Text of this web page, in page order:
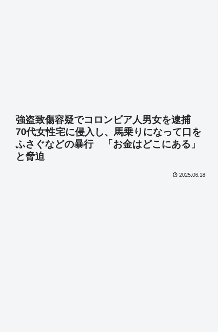
強盗致傷容疑でコロンビア人男女を逮捕
70代女性宅に侵入し、馬乗りになって口を
ふさぐなどの暴行 「お金はどこにある」
と脅迫
2025.06.18